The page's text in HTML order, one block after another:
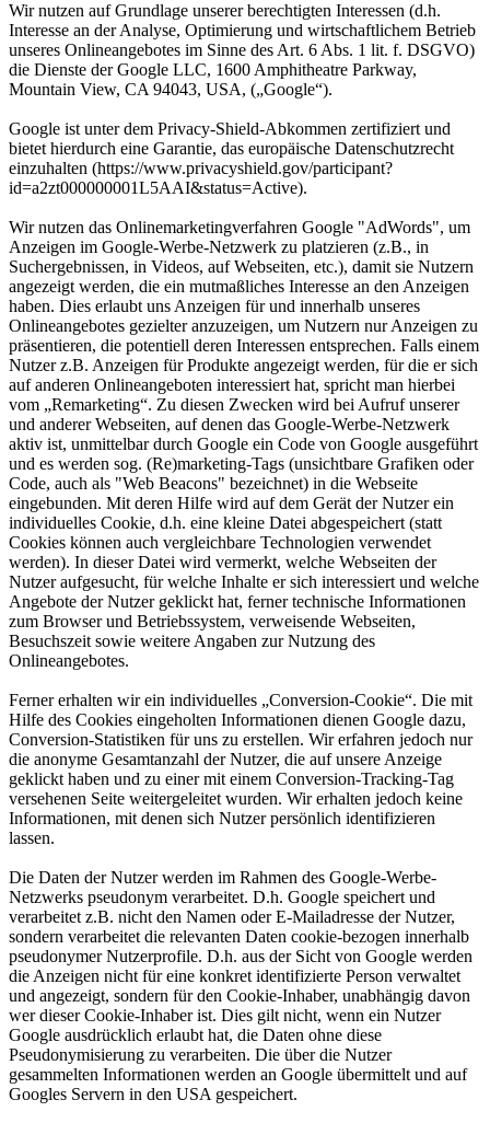
Wir nutzen auf Grundlage unserer berechtigten Interessen (d.h.
Interesse an der Analyse, Optimierung und wirtschaftlichem Betrieb
unseres Onlineangebotes im Sinne des Art. 6 Abs. 1 lit. f. DSGVO)
die Dienste der Google LLC, 1600 Amphitheatre Parkway,
Mountain View, CA 94043, USA, („Google“).
Google ist unter dem Privacy-Shield-Abkommen zertifiziert und
bietet hierdurch eine Garantie, das europäische Datenschutzrecht
einzuhalten (https://www.privacyshield.gov/participant?
id=a2zt000000001L5AAI&status=Active).
Wir nutzen das Onlinemarketingverfahren Google "AdWords", um
Anzeigen im Google-Werbe-Netzwerk zu platzieren (z.B., in
Suchergebnissen, in Videos, auf Webseiten, etc.), damit sie Nutzern
angezeigt werden, die ein mutmaßliches Interesse an den Anzeigen
haben. Dies erlaubt uns Anzeigen für und innerhalb unseres
Onlineangebotes gezielter anzuzeigen, um Nutzern nur Anzeigen zu
präsentieren, die potentiell deren Interessen entsprechen. Falls einem
Nutzer z.B. Anzeigen für Produkte angezeigt werden, für die er sich
auf anderen Onlineangeboten interessiert hat, spricht man hierbei
vom „Remarketing“. Zu diesen Zwecken wird bei Aufruf unserer
und anderer Webseiten, auf denen das Google-Werbe-Netzwerk
aktiv ist, unmittelbar durch Google ein Code von Google ausgeführt
und es werden sog. (Re)marketing-Tags (unsichtbare Grafiken oder
Code, auch als "Web Beacons" bezeichnet) in die Webseite
eingebunden. Mit deren Hilfe wird auf dem Gerät der Nutzer ein
individuelles Cookie, d.h. eine kleine Datei abgespeichert (statt
Cookies können auch vergleichbare Technologien verwendet
werden). In dieser Datei wird vermerkt, welche Webseiten der
Nutzer aufgesucht, für welche Inhalte er sich interessiert und welche
Angebote der Nutzer geklickt hat, ferner technische Informationen
zum Browser und Betriebssystem, verweisende Webseiten,
Besuchszeit sowie weitere Angaben zur Nutzung des
Onlineangebotes.
Ferner erhalten wir ein individuelles „Conversion-Cookie“. Die mit
Hilfe des Cookies eingeholten Informationen dienen Google dazu,
Conversion-Statistiken für uns zu erstellen. Wir erfahren jedoch nur
die anonyme Gesamtanzahl der Nutzer, die auf unsere Anzeige
geklickt haben und zu einer mit einem Conversion-Tracking-Tag
versehenen Seite weitergeleitet wurden. Wir erhalten jedoch keine
Informationen, mit denen sich Nutzer persönlich identifizieren
lassen.
Die Daten der Nutzer werden im Rahmen des Google-Werbe-
Netzwerks pseudonym verarbeitet. D.h. Google speichert und
verarbeitet z.B. nicht den Namen oder E-Mailadresse der Nutzer,
sondern verarbeitet die relevanten Daten cookie-bezogen innerhalb
pseudonymer Nutzerprofile. D.h. aus der Sicht von Google werden
die Anzeigen nicht für eine konkret identifizierte Person verwaltet
und angezeigt, sondern für den Cookie-Inhaber, unabhängig davon
wer dieser Cookie-Inhaber ist. Dies gilt nicht, wenn ein Nutzer
Google ausdrücklich erlaubt hat, die Daten ohne diese
Pseudonymisierung zu verarbeiten. Die über die Nutzer
gesammelten Informationen werden an Google übermittelt und auf
Googles Servern in den USA gespeichert.